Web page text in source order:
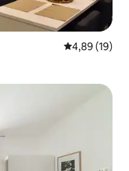
Prosječna
4,89 (19)